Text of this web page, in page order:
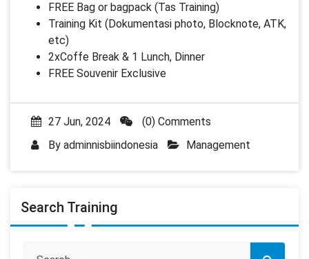
FREE Bag or bagpack (Tas Training)
Training Kit (Dokumentasi photo, Blocknote, ATK,
etc)
2xCoffe Break & 1 Lunch, Dinner
FREE Souvenir Exclusive
27 Jun, 2024
(0) Comments
By adminnisbiindonesia Management
Search Training